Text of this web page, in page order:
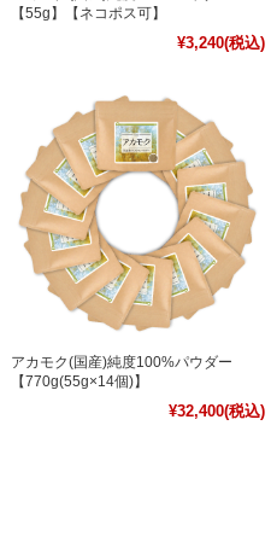
【55g】【ネコポス可】
¥3,240(税込)
アカモク(国産)純度100%パウダー
【770g(55g×14個)】
¥32,400(税込)